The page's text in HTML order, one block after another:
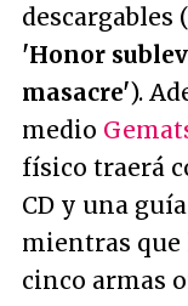
descargables (
'Honor
masacre').
medio
físico traerá
CD y una
mientras
cinco armas